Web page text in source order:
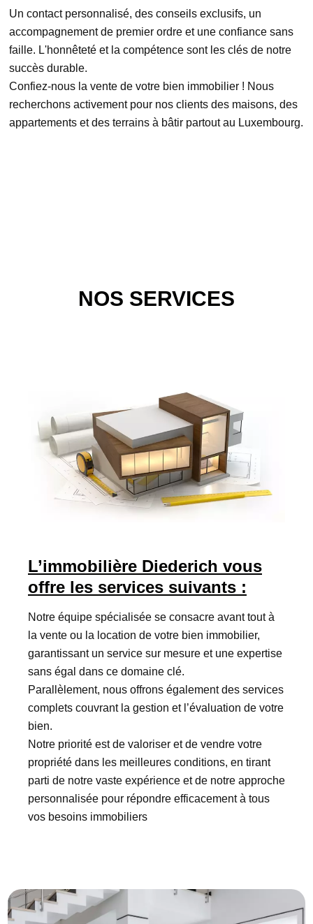
Un contact personnalisé, des conseils exclusifs, un
accompagnement de premier ordre et une confiance sans
faille. L'honnêteté et la compétence sont les clés de notre
succès durable.
Confiez-nous la vente de votre bien immobilier ! Nous
recherchons activement pour nos clients des maisons, des
appartements et des terrains à bâtir partout au Luxembourg.
NOS SERVICES
L’immobilière Diederich vous
offre les services suivants :
Notre équipe spécialisée se consacre avant tout à
la vente ou la location de votre bien immobilier,
garantissant un service sur mesure et une expertise
sans égal dans ce domaine clé.
Parallèlement, nous offrons également des services
complets couvrant la gestion et l’évaluation de votre
bien.
Notre priorité est de valoriser et de vendre votre
propriété dans les meilleures conditions, en tirant
parti de notre vaste expérience et de notre approche
personnalisée pour répondre efficacement à tous
vos besoins immobiliers